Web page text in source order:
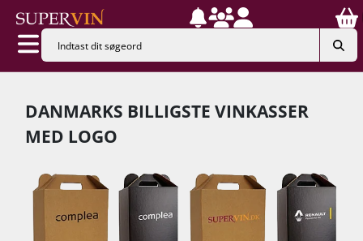
DANMARKS BILLIGSTE VINKASSER
MED LOGO